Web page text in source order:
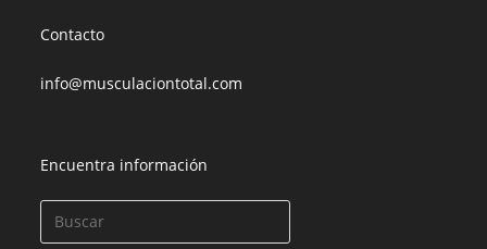
Contacto
info@musculaciontotal.com
Encuentra información